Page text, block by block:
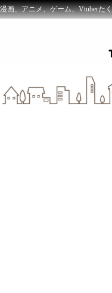
漫画、アニメ、ゲーム、Vtuberた